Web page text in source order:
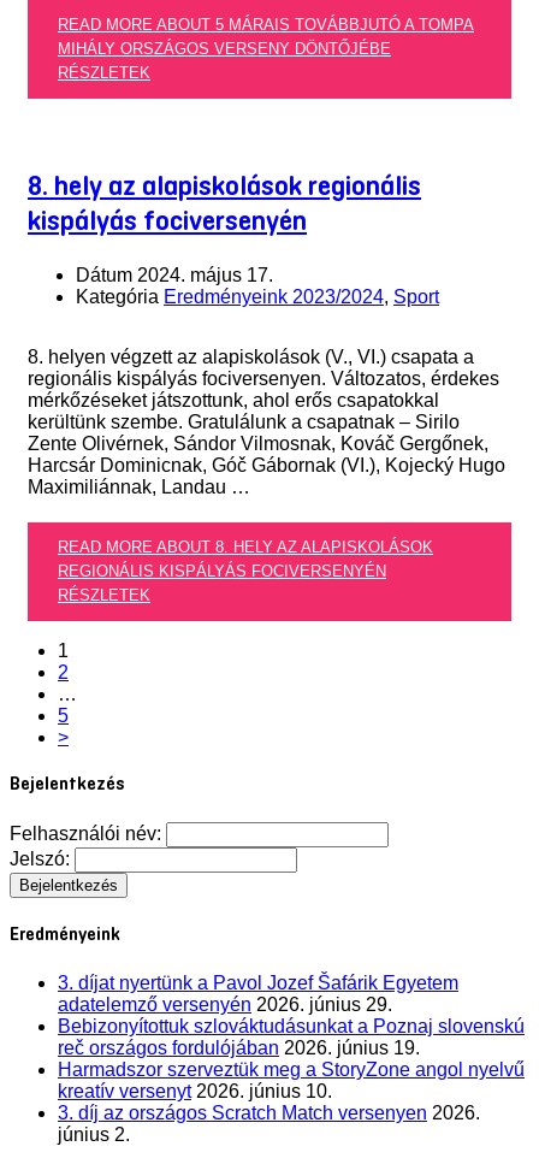
READ MORE ABOUT 5 MÁRAIS TOVÁBBJUTÓ A TOMPA
MIHÁLY ORSZÁGOS VERSENY DÖNTŐJÉBE
RÉSZLETEK
8. hely az alapiskolások regionális
kispályás fociversenyén
Dátum 2024. május 17.
Kategória Eredményeink 2023/2024, Sport
8. helyen végzett az alapiskolások (V., VI.) csapata a
regionális kispályás fociversenyen. Változatos, érdekes
mérkőzéseket játszottunk, ahol erős csapatokkal
kerültünk szembe. Gratulálunk a csapatnak – Sirilo
Zente Olivérnek, Sándor Vilmosnak, Kováč Gergőnek,
Harcsár Dominicnak, Góč Gábornak (VI.), Kojecký Hugo
Maximiliánnak, Landau …
READ MORE ABOUT 8. HELY AZ ALAPISKOLÁSOK
REGIONÁLIS KISPÁLYÁS FOCIVERSENYÉN
RÉSZLETEK
1
2
…
5
>
Bejelentkezés
Felhasználói név:
Jelszó:
Eredményeink
3. díjat nyertünk a Pavol Jozef Šafárik Egyetem
adatelemző versenyén 2026. június 29.
Bebizonyítottuk szlováktudásunkat a Poznaj slovenskú
reč országos fordulójában 2026. június 19.
Harmadszor szerveztük meg a StoryZone angol nyelvű
kreatív versenyt 2026. június 10.
3. díj az országos Scratch Match versenyen 2026.
június 2.